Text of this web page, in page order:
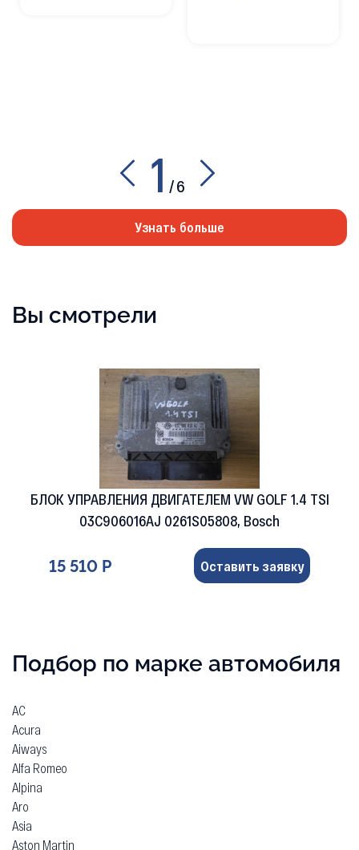
1 /6
Узнать больше
Вы смотрели
БЛОК УПРАВЛЕНИЯ ДВИГАТЕЛЕМ VW GOLF 1.4 TSI
03C906016AJ 0261S05808, Bosch
15 510 Р Оставить заявку
Подбор по марке автомобиля
AC
Acura
Aiways
Alfa Romeo
Alpina
Aro
Asia
Aston Martin